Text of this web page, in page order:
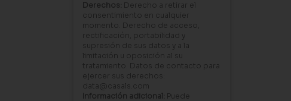
Derechos: Derecho a retirar el
consentimiento en cualquier
momento. Derecho de acceso,
rectificación, portabilidad y
supresión de sus datos y a la
limitación u oposición al su
tratamiento. Datos de contacto para
ejercer sus derechos:
data@casals.com
Información adicional: Puede